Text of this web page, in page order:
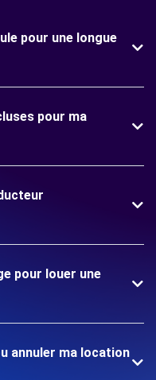
pour une longue
pour ma
pour louer une
annuler ma location